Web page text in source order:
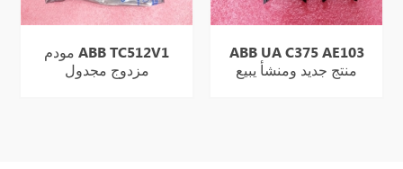
مودم ABB TC512V1
مزدوج مجدول
ABB UA C375 AE103
منتج جديد ومنشأ يبيع